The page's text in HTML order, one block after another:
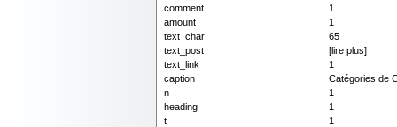
comment
1
amount
1
text_char
65
text_post
[lire plus]
text_link
1
caption
Catégories de
n
1
heading
1
t
1